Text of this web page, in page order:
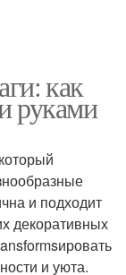
как
руками
и подходит
декоративных
и уюта.